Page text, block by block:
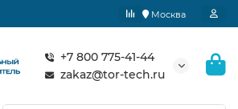
Москва
+7 800 775-41-44
zakaz@tor-tech.ru